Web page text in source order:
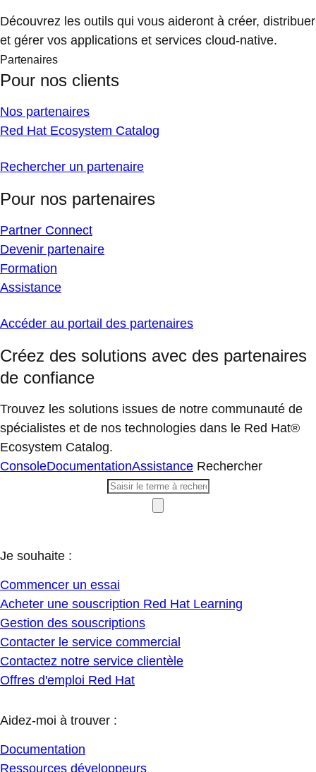
Découvrez les outils qui vous aideront à créer, distribuer
et gérer vos applications et services cloud-native.
Partenaires
Pour nos clients
Nos partenaires
Red Hat Ecosystem Catalog
Rechercher un partenaire
Pour nos partenaires
Partner Connect
Devenir partenaire
Formation
Assistance
Accéder au portail des partenaires
Créez des solutions avec des partenaires
de confiance
Trouvez les solutions issues de notre communauté de
spécialistes et de nos technologies dans le Red Hat®
Ecosystem Catalog.
ConsoleDocumentationAssistance Rechercher
Je souhaite :
Commencer un essai
Acheter une souscription Red Hat Learning
Gestion des souscriptions
Contacter le service commercial
Contactez notre service clientèle
Offres d'emploi Red Hat
Aidez-moi à trouver :
Documentation
Ressources développeurs